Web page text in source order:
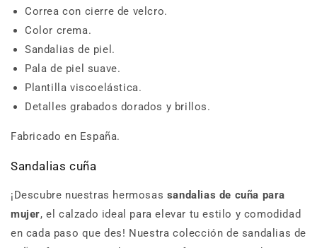
Correa con cierre de velcro.
Color crema.
Sandalias de piel.
Pala de piel suave.
Plantilla viscoelástica.
Detalles grabados dorados y brillos.
Fabricado en España.
Sandalias cuña
¡Descubre nuestras hermosas sandalias de cuña para
mujer, el calzado ideal para elevar tu estilo y comodidad
en cada paso que des! Nuestra colección de sandalias de